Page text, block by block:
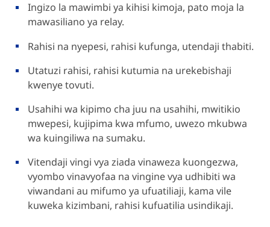
Ingizo la mawimbi ya kihisi kimoja, pato moja la
mawasiliano ya relay.
Rahisi na nyepesi, rahisi kufunga, utendaji thabiti.
Utatuzi rahisi, rahisi kutumia na urekebishaji
kwenye tovuti.
Usahihi wa kipimo cha juu na usahihi, mwitikio
mwepesi, kujipima kwa mfumo, uwezo mkubwa
wa kuingiliwa na sumaku.
Vitendaji vingi vya ziada vinaweza kuongezwa,
vyombo vinavyofaa na vingine vya udhibiti wa
viwandani au mifumo ya ufuatiliaji, kama vile
kuweka kizimbani, rahisi kufuatilia usindikaji.